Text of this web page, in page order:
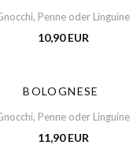
Penne oder Linguine
10,90 EUR
BOLOGNESE
Penne oder Linguine
11,90 EUR